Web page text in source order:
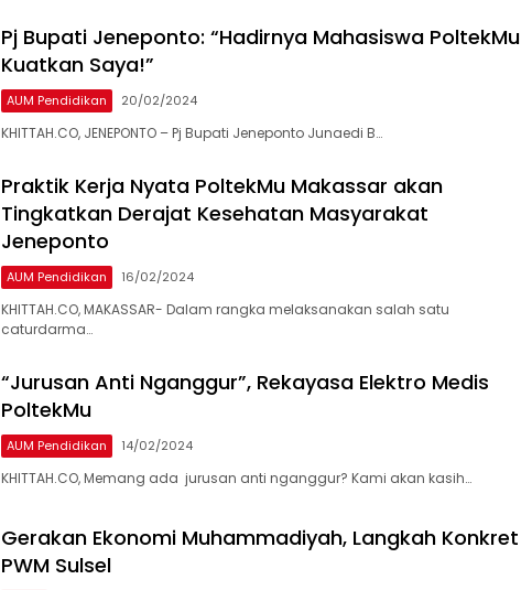
Pj Bupati Jeneponto: “Hadirnya Mahasiswa PoltekMu
Kuatkan Saya!”
AUM Pendidikan 20/02/2024
KHITTAH.CO, JENEPONTO – Pj Bupati Jeneponto Junaedi B…
Praktik Kerja Nyata PoltekMu Makassar akan
Tingkatkan Derajat Kesehatan Masyarakat
Jeneponto
AUM Pendidikan 16/02/2024
KHITTAH.CO, MAKASSAR- Dalam rangka melaksanakan salah satu
caturdarma…
“Jurusan Anti Nganggur”, Rekayasa Elektro Medis
PoltekMu
AUM Pendidikan 14/02/2024
KHITTAH.CO, Memang ada jurusan anti nganggur? Kami akan kasih…
Gerakan Ekonomi Muhammadiyah, Langkah Konkret
PWM Sulsel